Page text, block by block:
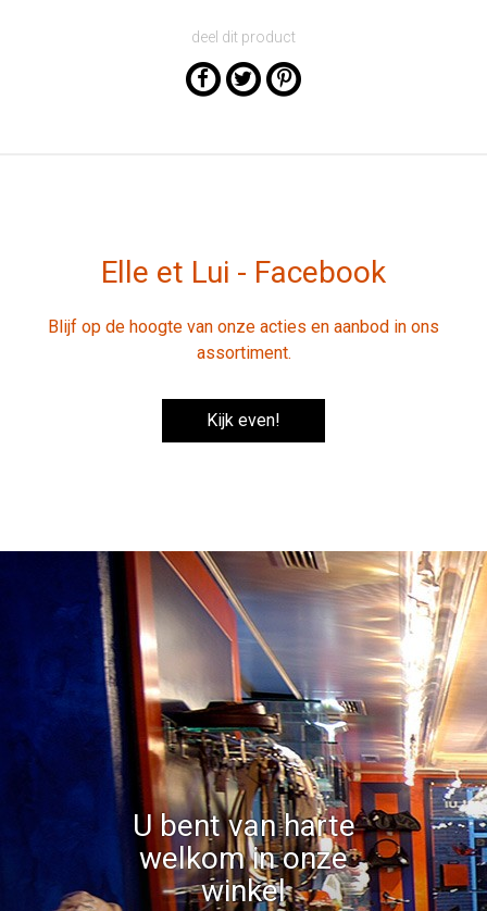
deel dit product
Elle et Lui - Facebook
Blijf op de hoogte van onze acties en aanbod in ons
assortiment.
Kijk even!
U bent van harte
welkom in onze
winkel